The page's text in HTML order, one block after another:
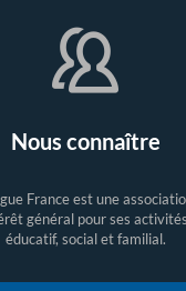
Nous connaître
France est une
général pour ses
éducatif, social et familial.